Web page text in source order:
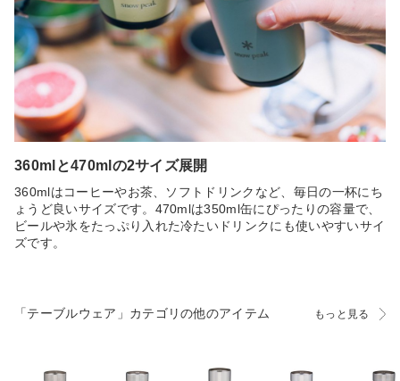
360mlと470mlの2サイズ展開
360mlはコーヒーやお茶、ソフトドリンクなど、毎日の一杯にち
ょうど良いサイズです。470mlは350ml缶にぴったりの容量で、
ビールや氷をたっぷり入れた冷たいドリンクにも使いやすいサイ
ズです。
「テーブルウェア」カテゴリの他のアイテム もっと見る